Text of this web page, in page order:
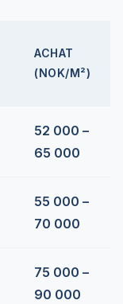
ACHAT
(NOK/M²)
52 000 –
65 000
55 000 –
70 000
75 000 –
90 000